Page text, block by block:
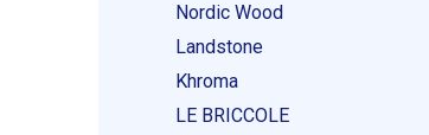
Nordic Wood
Landstone
Khroma
LE BRICCOLE